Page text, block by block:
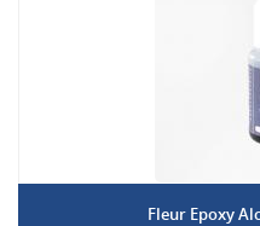
Fleur Epoxy